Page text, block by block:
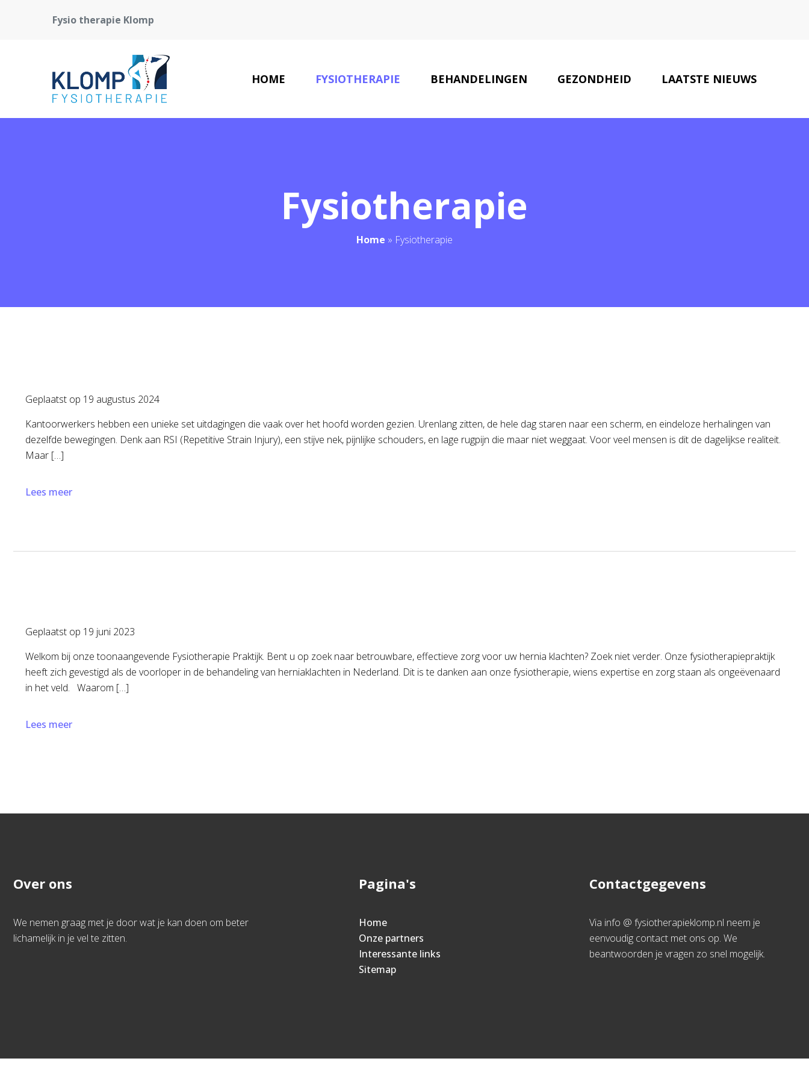
Fysio therapie Klomp
HOME FYSIOTHERAPIE BEHANDELINGEN GEZONDHEID LAATSTE NIEUWS
Fysiotherapie
Home » Fysiotherapie
Geplaatst op 19 augustus 2024
Kantoorwerkers hebben een unieke set uitdagingen die vaak over het hoofd worden gezien. Urenlang zitten, de hele dag staren naar een scherm, en eindeloze herhalingen van
dezelfde bewegingen. Denk aan RSI (Repetitive Strain Injury), een stijve nek, pijnlijke schouders, en lage rugpijn die maar niet weggaat. Voor veel mensen is dit de dagelijkse realiteit.
Maar […]
Lees meer
Geplaatst op 19 juni 2023
Welkom bij onze toonaangevende Fysiotherapie Praktijk. Bent u op zoek naar betrouwbare, effectieve zorg voor uw hernia klachten? Zoek niet verder. Onze fysiotherapiepraktijk
heeft zich gevestigd als de voorloper in de behandeling van herniaklachten in Nederland. Dit is te danken aan onze fysiotherapie, wiens expertise en zorg staan als ongeëvenaard
in het veld. Waarom […]
Lees meer
Over ons
We nemen graag met je door wat je kan doen om beter
lichamelijk in je vel te zitten.
Pagina's
Home
Onze partners
Interessante links
Sitemap
Contactgegevens
Via info @ fysiotherapieklomp.nl neem je
eenvoudig contact met ons op. We
beantwoorden je vragen zo snel mogelijk.